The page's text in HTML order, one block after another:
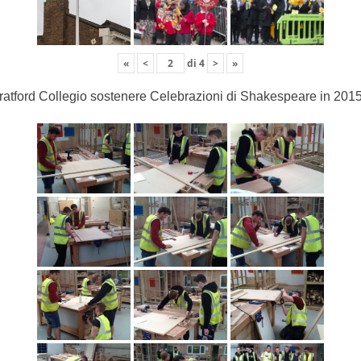
« < di 4 > »
Collegio sostenere Celebrazioni di Shakespeare in